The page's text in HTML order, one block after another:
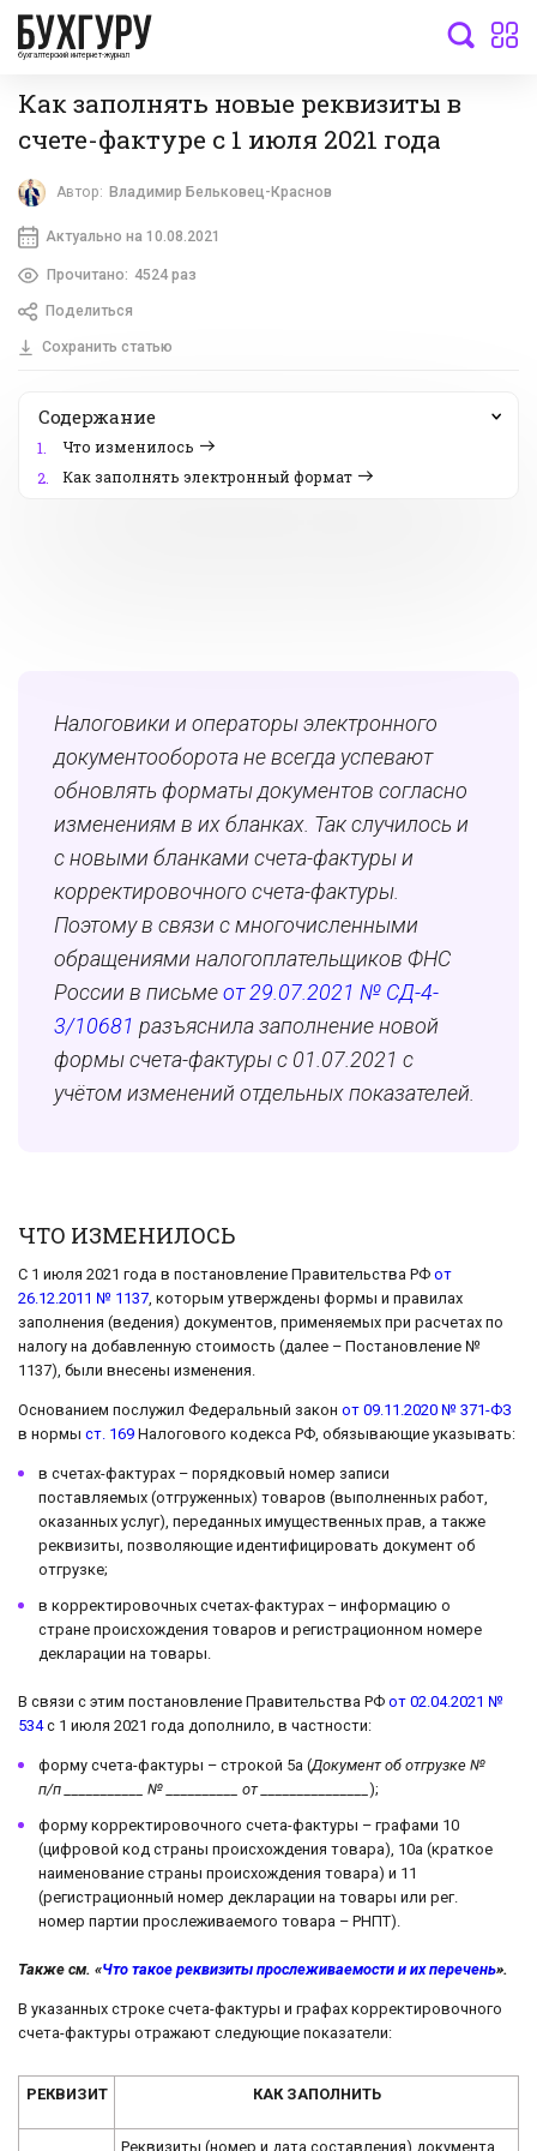
бухгалтерский интернет-журнал
Как заполнять новые реквизиты в
счете-фактуре с 1 июля 2021 года
Автор: Владимир Бельковец-Краснов
Актуально на 10.08.2021
Прочитано: 4524 раз
Поделиться
Сохранить статью
Содержание
1.
Что изменилось
2.
Как заполнять электронный формат
Налоговики и операторы электронного
документооборота не всегда успевают
обновлять форматы документов согласно
изменениям в их бланках. Так случилось и
с новыми бланками счета-фактуры и
корректировочного счета-фактуры.
Поэтому в связи с многочисленными
обращениями налогоплательщиков ФНС
России в письмеот 29.07.2021 № СД-4-
3/10681 разъяснила заполнение новой
формы счета-фактуры с 01.07.2021 с
учётом изменений отдельных показателей.
ЧТО ИЗМЕНИЛОСЬ
С 1 июля 2021 года в постановление Правительства РФ от
26.12.2011 № 1137, которым утверждены формы и правилах
заполнения (ведения) документов, применяемых при расчетах по
налогу на добавленную стоимость (далее – Постановление №
1137), были внесены изменения.
Основанием послужил Федеральный закон от 09.11.2020 № 371-ФЗ
в нормы ст. 169 Налогового кодекса РФ, обязывающие указывать:
в счетах-фактурах – порядковый номер записи
поставляемых (отгруженных) товаров (выполненных работ,
оказанных услуг), переданных имущественных прав, а также
реквизиты, позволяющие идентифицировать документ об
отгрузке;
в корректировочных счетах-фактурах – информацию о
стране происхождения товаров и регистрационном номере
декларации на товары.
В связи с этим постановление Правительства РФ от 02.04.2021 №
534с 1 июля 2021 года дополнило, в частности:
форму счета-фактуры – строкой 5а (Документ об отгрузке №
п/п ___________ № __________ от _______________ );
форму корректировочного счета-фактуры – графами 10
(цифровой код страны происхождения товара), 10а (краткое
наименование страны происхождения товара) и 11
(регистрационный номер декларации на товары или рег.
номер партии прослеживаемого товара – РНПТ).
Также см. «Что такое реквизиты прослеживаемости и их перечень».
В указанных строке счета-фактуры и графах корректировочного
счета-фактуры отражают следующие показатели:
РЕКВИЗИТ КАК ЗАПОЛНИТЬ
Реквизиты (номер и дата составления) документа